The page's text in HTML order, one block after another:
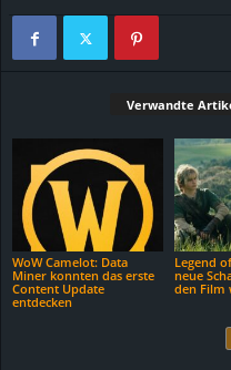
Verwandte
WoW Camelot: Data
Miner konnten das erste
Content Update
entdecken
Legend
neue
den Film